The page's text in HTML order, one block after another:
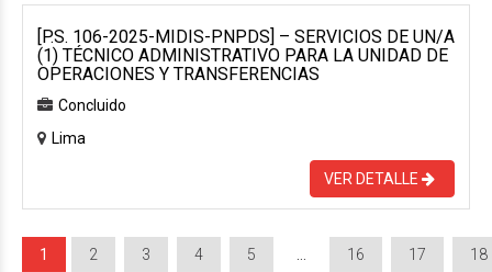
[P.S. 106-2025-MIDIS-PNPDS] – SERVICIOS DE UN/A
(1) TÉCNICO ADMINISTRATIVO PARA LA UNIDAD DE
OPERACIONES Y TRANSFERENCIAS
Concluido
Lima
VER DETALLE
1 2 3 4 5 16 17 18